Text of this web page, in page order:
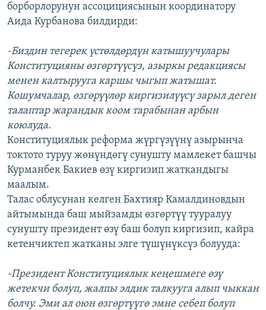
борборлорунун ассоцициясынын координатору
Аида Курбанова билдирди:
-Биздин тегерек үстөлдөрдүн катышуучулары
Конституцияны өзгөртүүсүз, азыркы редакциясы
менен калтырууга каршы чыгып жатышат.
Кошумчалар, өзгөрүүлөр киргизилүүсү зарыл деген
талаптар жарандык коом тарабынан арбын
коюлуда.
Конституциялык реформа жүргүзүүнү азырынча
токтото туруу жөнүндөгү сунушту мамлекет башчы
Курманбек Бакиев өзү киргизип жаткандыгы
маалым.
Талас облусунан келген Бахтияр Камалдиновдын
айтымында баш мыйзамды өзгөртүү тууралуу
сунушту президент өзү баш болуп киргизип, кайра
кетенчиктеп жатканы элге түшүнүксүз болууда:
-Президент Конституциялык кеңешмеге өзү
жетекчи болуп, жалпы элдик талкууга алып чыккан
болчу. Эми ал оюн өзгөртүүгө эмне себеп болуп